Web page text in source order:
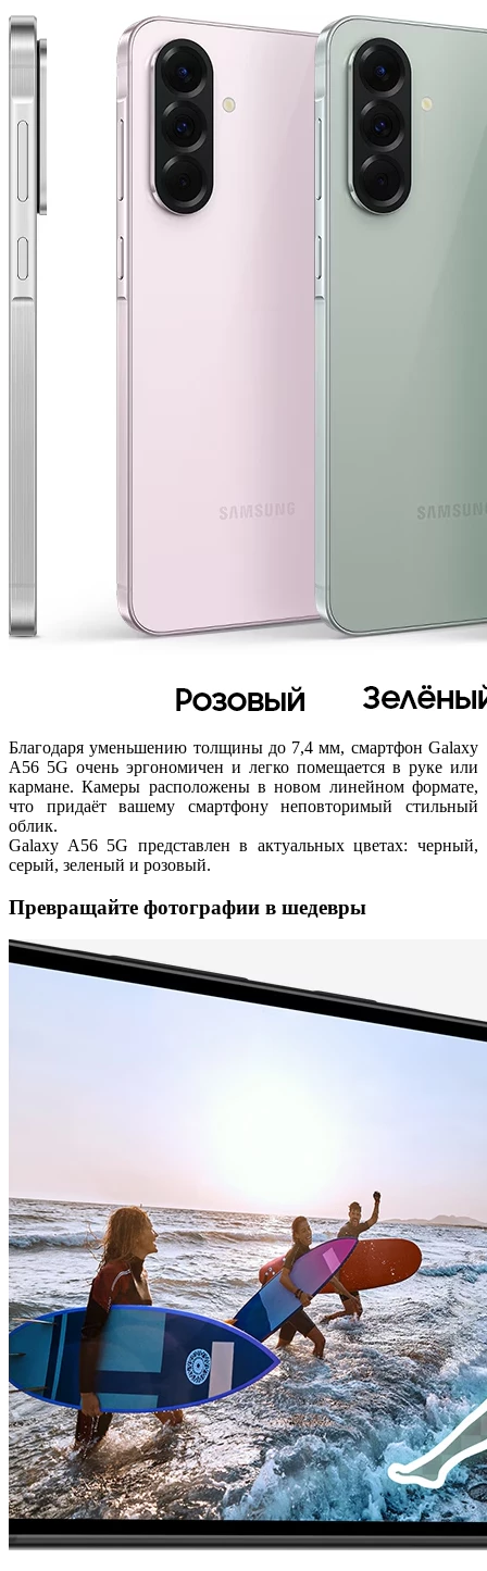
Благодаря уменьшению толщины до 7,4 мм, смартфон Galaxy
A56 5G очень эргономичен и легко помещается в руке или
кармане. Камеры расположены в новом линейном формате,
что придаёт вашему смартфону неповторимый стильный
облик.
Galaxy A56 5G представлен в актуальных цветах: черный,
серый, зеленый и розовый.
Превращайте фотографии в шедевры